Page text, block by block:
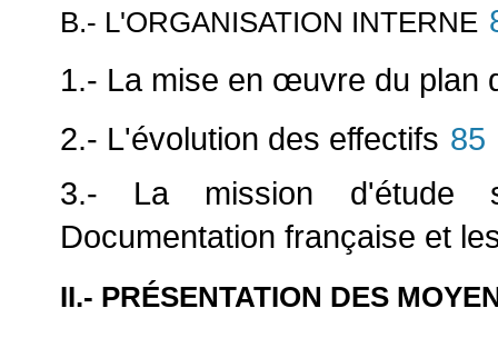
B.- L'ORGANISATION INTERNE
1.- La mise en œuvre du plan
2.- L'évolution des effectifs 85
3.- La mission d'étude
Documentation française et
II.- PRÉSENTATION DES